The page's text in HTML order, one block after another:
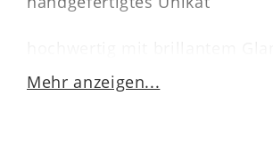
schwere Qualität
Mehr anzeigen...